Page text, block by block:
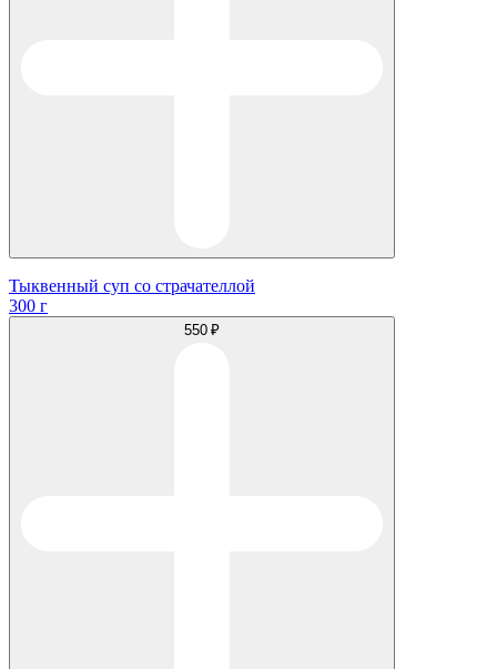
Тыквенный суп со страчателлой
300 г
550 ₽